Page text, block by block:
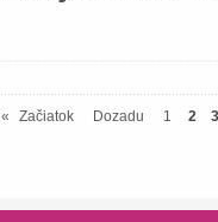
« Začiatok Dozadu 1 2 3